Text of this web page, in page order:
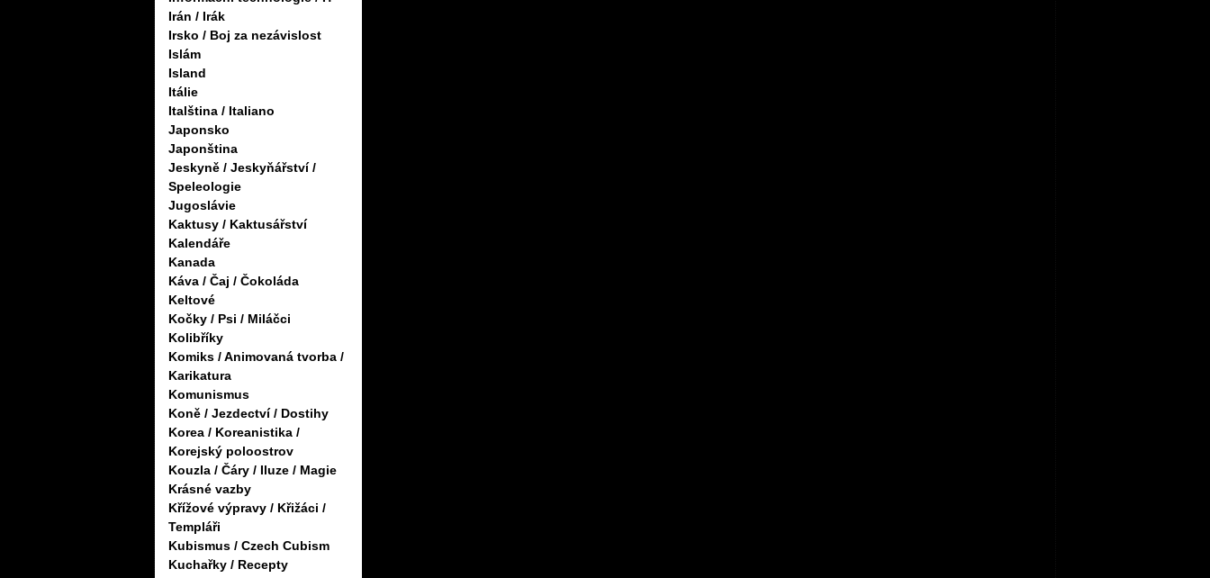
Irán / Irák
Irsko / Boj za nezávislost
Islám
Island
Itálie
Italština / Italiano
Japonsko
Japonština
Jeskyně / Jeskyňářství /
Speleologie
Jugoslávie
Kaktusy / Kaktusářství
Kalendáře
Kanada
Káva / Čaj / Čokoláda
Keltové
Kočky / Psi / Miláčci
Kolibříky
Komiks / Animovaná tvorba /
Karikatura
Komunismus
Koně / Jezdectví / Dostihy
Korea / Koreanistika /
Korejský poloostrov
Kouzla / Čáry / Iluze / Magie
Krásné vazby
Křížové výpravy / Křižáci /
Templáři
Kubismus / Czech Cubism
Kuchařky / Recepty